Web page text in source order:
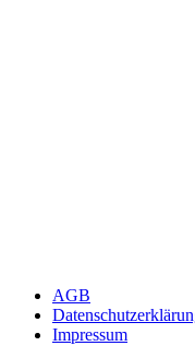
AGB
Impressum